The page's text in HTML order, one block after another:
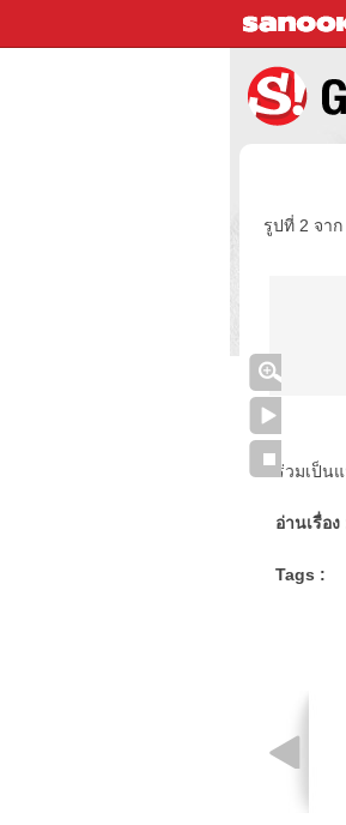
รูปที่ 2 จาก
ร่วมเป็น
อ่านเรื่อง
Tags :